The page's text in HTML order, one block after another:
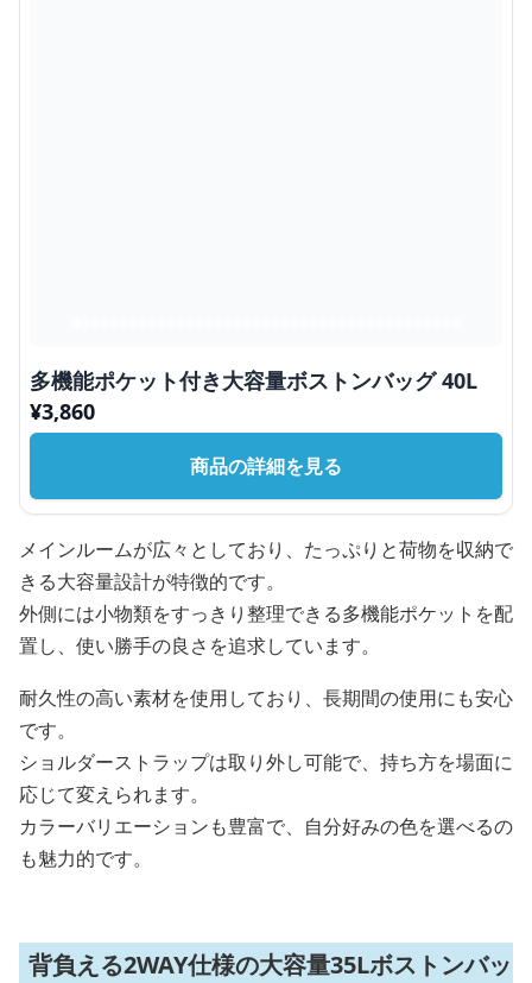
多機能ポケット付き大容量ボストンバッグ 40L
¥3,860
商品の詳細を見る
メインルームが広々としており、たっぷりと荷物を収納で
きる大容量設計が特徴的です。
外側には小物類をすっきり整理できる多機能ポケットを配
置し、使い勝手の良さを追求しています。
耐久性の高い素材を使用しており、長期間の使用にも安心
です。
ショルダーストラップは取り外し可能で、持ち方を場面に
応じて変えられます。
カラーバリエーションも豊富で、自分好みの色を選べるの
も魅力的です。
背負える2WAY仕様の大容量35Lボストンバッ